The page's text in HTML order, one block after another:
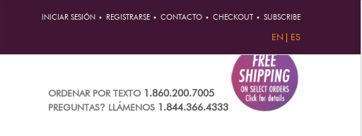
INICIAR SESIÓN REGISTRARSE CONTACTO CHECKOUT SUBSCRIBE
EN ES
ORDENAR POR TEXTO 1.860.200.7005
PREGUNTAS? LLÁMENOS 1.844.366.4333